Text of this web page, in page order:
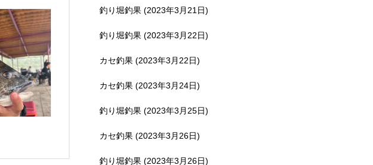
釣り堀釣果 (2023年3月21日)
釣り堀釣果 (2023年3月22日)
カセ釣果 (2023年3月22日)
カセ釣果 (2023年3月24日)
釣り堀釣果 (2023年3月25日)
カセ釣果 (2023年3月26日)
釣り堀釣果 (2023年3月26日)